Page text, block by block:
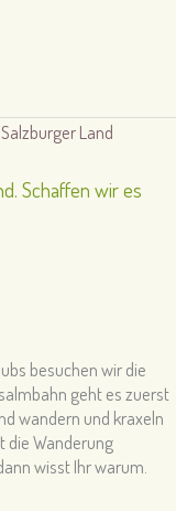
Schaffen wir es
besuchen wir die
geht es zuerst
wandern und kraxeln
die Wanderung
wisst Ihr warum.